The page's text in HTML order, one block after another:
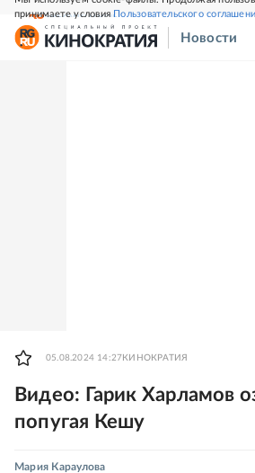
принимаете условияПользовательского
СВЕЖИЙ НОМЕР
Новости
05.08.2024 14:27 КИНОКРАТИЯ
Видео: Гарик Харламов
попугая Кешу
Мария Караулова